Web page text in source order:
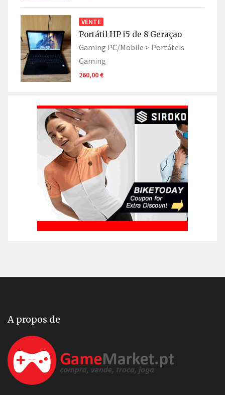
VENTE
Portátil HP i5 de 8 Geraçao
Gaming PC/Mobile > Portáteis
Gaming
260,00 €
A propos de